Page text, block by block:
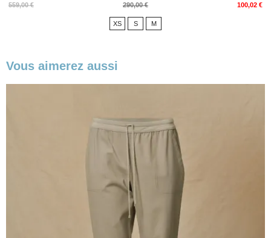
559,00 €
Prix
290,00 € 100,02 €
Prix
XS S M
Vous aimerez aussi